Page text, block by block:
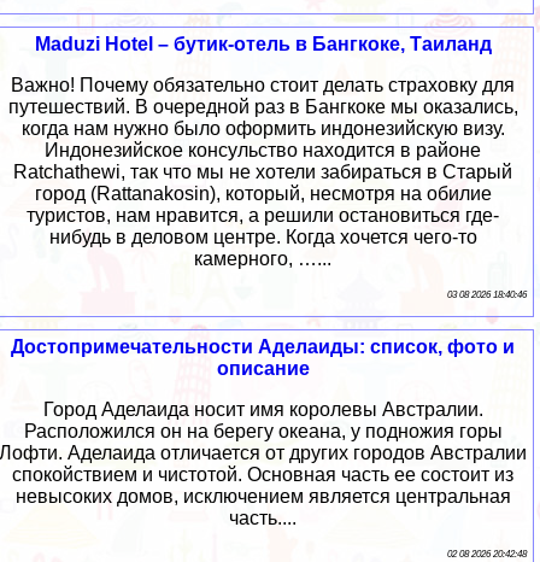
Maduzi Hotel – бутик-отель в Бангкоке, Таиланд
Важно! Почему обязательно стоит делать страховку для
путешествий. В очередной раз в Бангкоке мы оказались,
когда нам нужно было оформить индонезийскую визу.
Индонезийское консульство находится в районе
Ratchathewi, так что мы не хотели забираться в Старый
город (Rattanakosin), который, несмотря на обилие
туристов, нам нравится, а решили остановиться где-
нибудь в деловом центре. Когда хочется чего-то
камерного, …...
03 08 2026 18:40:46
Достопримечательности Аделаиды: список, фото и
описание
Город Аделаида носит имя королевы Австралии.
Расположился он на берегу океана, у подножия горы
Лофти. Аделаида отличается от других городов Австралии
спокойствием и чистотой. Основная часть ее состоит из
невысоких домов, исключением является центральная
часть....
02 08 2026 20:42:48